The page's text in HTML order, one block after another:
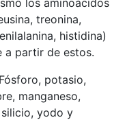
treonina,
histidina)
a partir de estos.
potasio,
manganeso,
yodo y